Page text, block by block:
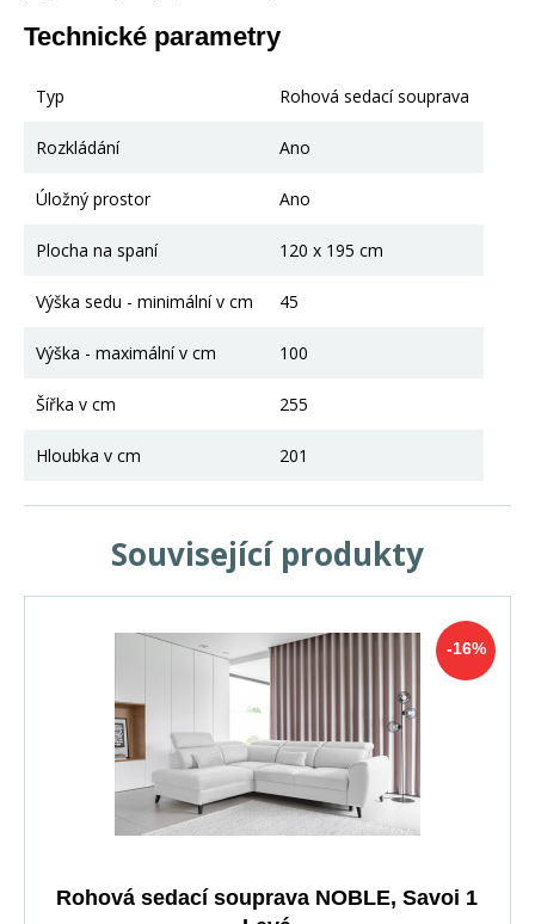
Technické parametry
Typ Rohová sedací souprava
Rozkládání Ano
Úložný prostor Ano
Plocha na spaní 120 x 195 cm
Výška sedu - minimální v cm 45
Výška - maximální v cm 100
Šířka v cm 255
Hloubka v cm 201
Související produkty
-16%
Rohová sedací souprava NOBLE, Savoi 1